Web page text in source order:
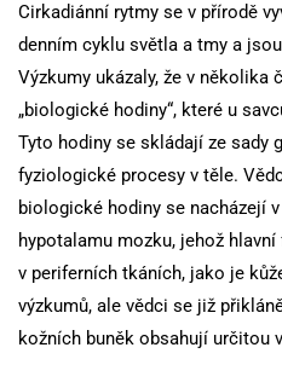
Cirkadiánní rytmy se v přírodě
denním cyklu světla a tmy a
Výzkumy ukázaly, že v
„biologické hodiny“, které u
Tyto hodiny se skládají ze sady
fyziologické procesy v těle.
biologické hodiny se nacházejí
hypotalamu mozku, jehož
v periferních tkáních, jako je
výzkumů, ale vědci se již
kožních buněk obsahují určitou